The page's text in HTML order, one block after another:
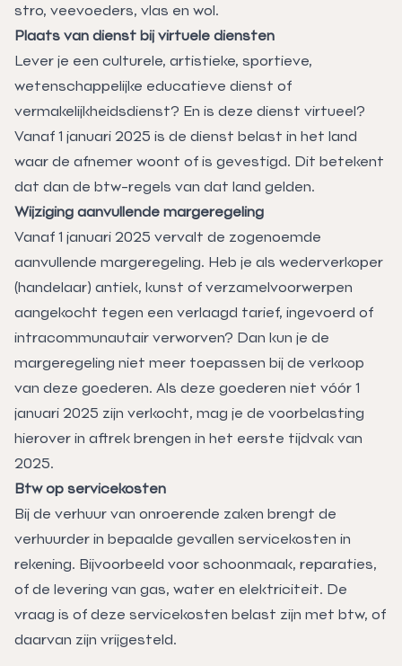
stro, veevoeders, vlas en wol.
Plaats van dienst bij virtuele diensten
Lever je een culturele, artistieke, sportieve,
wetenschappelijke educatieve dienst of
vermakelijkheidsdienst? En is deze dienst virtueel?
Vanaf 1 januari 2025 is de dienst belast in het land
waar de afnemer woont of is gevestigd. Dit betekent
dat dan de btw-regels van dat land gelden.
Wijziging aanvullende margeregeling
Vanaf 1 januari 2025 vervalt de zogenoemde
aanvullende margeregeling. Heb je als wederverkoper
(handelaar) antiek, kunst of verzamelvoorwerpen
aangekocht tegen een verlaagd tarief, ingevoerd of
intracommunautair verworven? Dan kun je de
margeregeling niet meer toepassen bij de verkoop
van deze goederen. Als deze goederen niet vóór 1
januari 2025 zijn verkocht, mag je de voorbelasting
hierover in aftrek brengen in het eerste tijdvak van
2025.
Btw op servicekosten
Bij de verhuur van onroerende zaken brengt de
verhuurder in bepaalde gevallen servicekosten in
rekening. Bijvoorbeeld voor schoonmaak, reparaties,
of de levering van gas, water en elektriciteit. De
vraag is of deze servicekosten belast zijn met btw, of
daarvan zijn vrijgesteld.